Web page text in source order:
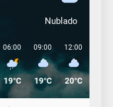
Nublado
06:00
19°C
09:00
19°C
12:00
20°C